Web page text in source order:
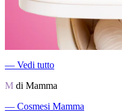
― Vedi tutto
M di Mamma
― Cosmesi Mamma